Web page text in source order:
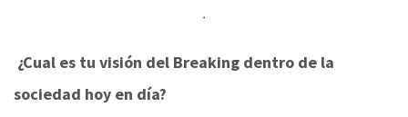
.
¿Cual es tu visión del Breaking dentro de la
sociedad hoy en día?